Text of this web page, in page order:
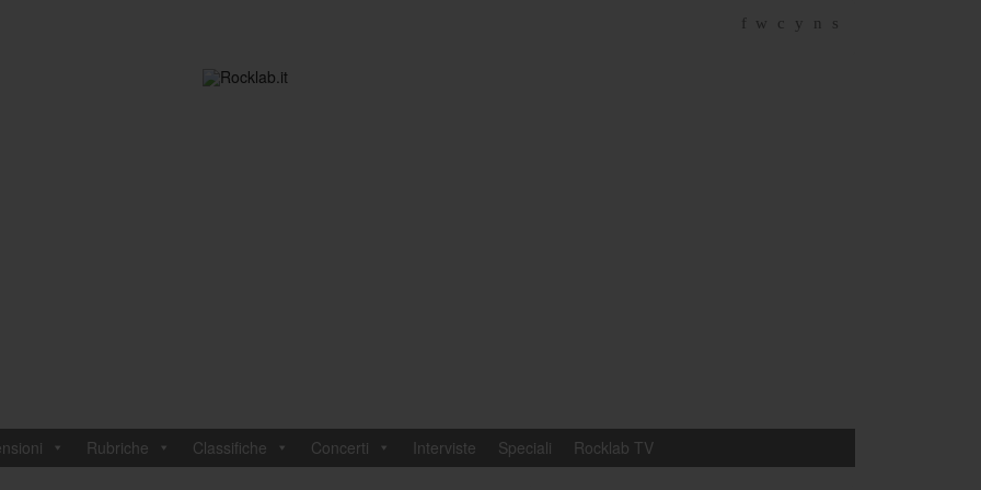
f w c y n s
Rubriche Classifiche Concerti Interviste Speciali Rocklab TV